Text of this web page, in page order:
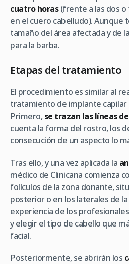
cuatro horas(frente a las dos
en el cuero cabelludo). Aunque
tamaño del área afectada y de
para la barba.
Etapas del tratamiento
El procedimiento es similar al
tratamiento de implante capilar
Primero, se trazan las líneas
cuenta la forma del rostro, los
consecución de un aspecto lo
Tras ello, y una vez aplicada la
médico de Clinicana comienza
folículos de la zona donante,
posterior o en los laterales de
experiencia de los
y elegir el tipo de cabello que
facial.
Posteriormente, se abrirán los